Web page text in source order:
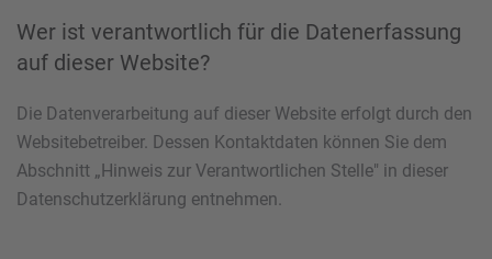
Wer ist verantwortlich für die Datenerfassung
auf dieser Website?
Die Datenverarbeitung auf dieser Website erfolgt durch den
Websitebetreiber. Dessen Kontaktdaten können Sie dem
Abschnitt „Hinweis zur Verantwortlichen Stelle" in dieser
Datenschutzerklärung entnehmen.